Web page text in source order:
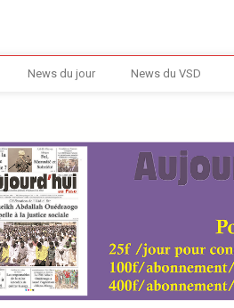
News du jour News du VSD